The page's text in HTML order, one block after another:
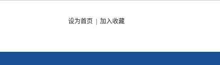
设为首页 加入收藏